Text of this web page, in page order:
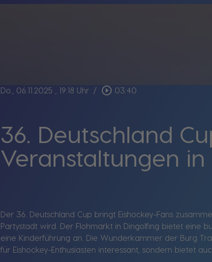
Do., 06.11.2025 , 19:18 Uhr / play_circle_outline 03:40
36. Deutschland
Veranstaltungen in
Der 36. Deutschland Cup bringt Eishockey-Fans
Partystadt wird. Der Flohmarkt in Dingolfing bietet eine
eine Kinderführung an. Die Wunderkammer der Burg
für Eishockey-Enthusiasten interessant, sondern bietet